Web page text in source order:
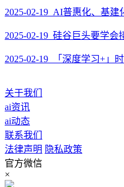
2025-02-19 AI普惠化、基
2025-02-19 硅谷巨头要学会
2025-02-19 「深度学习+」
关于我们
ai资讯
ai动态
联系我们
法律声明 隐私政策
官方微信
×